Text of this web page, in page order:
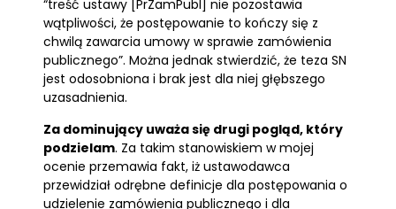
“treść ustawy [PrZamPubl] nie pozostawia
wątpliwości, że postępowanie to kończy się z
chwilą zawarcia umowy w sprawie zamówienia
publicznego”. Można jednak stwierdzić, że teza SN
jest odosobniona i brak jest dla niej głębszego
uzasadnienia.
Za dominujący uważa się drugi pogląd, który
podzielam. Za takim stanowiskiem w mojej
ocenie przemawia fakt, iż ustawodawca
przewidział odrębne definicje dla postępowania o
udzielenie zamówienia publicznego i dla